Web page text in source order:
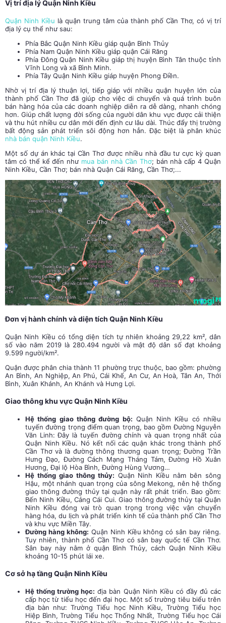
Vị trí địa lý Quận Ninh Kiều
Quận Ninh Kiều là quận trung tâm của thành phố Cần Thơ, có vị trí
địa lý cụ thể như sau:
Phía Bắc Quận Ninh Kiều giáp quận Bình Thủy
Phía Nam Quận Ninh Kiều giáp quận Cái Răng
Phía Đông Quận Ninh Kiều giáp thị huyện Bình Tân thuộc tỉnh
Vĩnh Long và xã Bình Minh.
Phía Tây Quận Ninh Kiều giáp huyện Phong Điền.
Nhờ vị trí địa lý thuận lợi, tiếp giáp với nhiều quận huyện lớn của
thành phố Cần Thơ đã giúp cho việc di chuyển và quá trình buôn
bán hàng hóa của các doanh nghiệp diễn ra dễ dàng, nhanh chóng
hơn. Giúp chất lượng đời sống của người dân khu vực được cải thiện
và thu hút nhiều cư dân mới đến định cư lâu dài. Thúc đẩy thị trường
bất động sản phát triển sôi động hơn hẳn. Đặc biệt là phân khúc
nhà bán quận Ninh Kiều.
Một số dự án khác tại Cần Thơ được nhiều nhà đầu tư cực kỳ quan
tâm có thể kể đến như mua bán nhà Cần Thơ; bán nhà cấp 4 Quận
Ninh Kiều, Cần Thơ; bán nhà Quận Cái Răng, Cần Thơ;...
Đơn vị hành chính và diện tích Quận Ninh Kiều
Quận Ninh Kiều có tổng diện tích tự nhiên khoảng 29,22 km², dân
số vào năm 2019 là 280.494 người và mật độ dân số đạt khoảng
9.599 người/km².
Quận được phân chia thành 11 phường trực thuộc, bao gồm: phường
An Bình, An Nghiệp, An Phú, Cái Khế, An Cư, An Hoà, Tân An, Thới
Bình, Xuân Khánh, An Khánh và Hưng Lợi.
Giao thông khu vực Quận Ninh Kiều
Hệ thống giao thông đường bộ: Quận Ninh Kiều có nhiều
tuyến đường trọng điểm quan trọng, bao gồm Đường Nguyễn
Văn Linh: Đây là tuyến đường chính và quan trọng nhất của
Quận Ninh Kiều. Nó kết nối các quận khác trong thành phố
Cần Thơ và là đường thông thương quan trọng; Đường Trần
Hưng Đạo, Đường Cách Mạng Tháng Tám, Đường Hồ Xuân
Hương, Đại lộ Hòa Bình, Đường Hùng Vương…
Hệ thống giao thông thủy: Quận Ninh Kiều nằm bên sông
Hậu, một nhánh quan trọng của sông Mekong, nên hệ thống
giao thông đường thủy tại quận này rất phát triển. Bao gồm:
Bến Ninh Kiều, Cảng Cái Cui. Giao thông đường thủy tại Quận
Ninh Kiều đóng vai trò quan trọng trong việc vận chuyển
hàng hóa, du lịch và phát triển kinh tế của thành phố Cần Thơ
và khu vực Miền Tây.
Đường hàng không: Quận Ninh Kiều không có sân bay riêng.
Tuy nhiên, thành phố Cần Thơ có sân bay quốc tế Cần Thơ.
Sân bay này nằm ở quận Bình Thủy, cách Quận Ninh Kiều
khoảng 10-15 phút lái xe.
Cơ sở hạ tầng Quận Ninh Kiều
Hệ thống trường học: địa bàn Quận Ninh Kiều có đầy đủ các
cấp học từ tiểu học đến đại học. Một số trường tiêu biểu trên
địa bàn như: Trường Tiểu học Ninh Kiều, Trường Tiểu học
Hiệp Bình, Trường Tiểu học Thống Nhất, Trường Tiểu học Cái